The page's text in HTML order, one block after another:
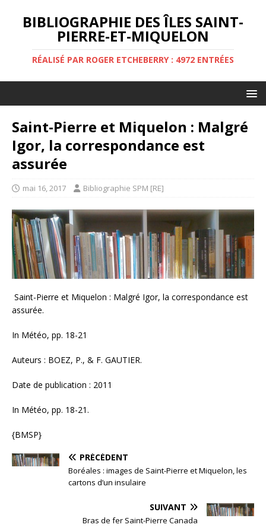
BIBLIOGRAPHIE DES ÎLES SAINT-
PIERRE-ET-MIQUELON
RÉALISÉ PAR ROGER ETCHEBERRY : 4972 ENTRÉES
Saint-Pierre et Miquelon : Malgré
Igor, la correspondance est
assurée
mai 16, 2017 Bibliographie SPM [RE]
Saint-Pierre et Miquelon : Malgré Igor, la correspondance est
assurée.
In Météo, pp. 18-21
Auteurs : BOEZ, P., & F. GAUTIER.
Date de publication : 2011
In Météo, pp. 18-21.
{BMSP}
PRÉCÉDENT
Boréales : images de Saint-Pierre et Miquelon, les
cartons d’un insulaire
SUIVANT
Bras de fer Saint-Pierre Canada